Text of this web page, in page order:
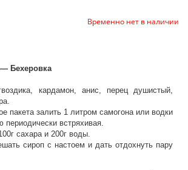
Временно нет в наличии
Бехеровка
кардамон, анис, перец душистый,
пакета залить 1 литром самогона или водки
периодически встряхивая.
сахара и 200г воды.
сироп с настоем и дать отдохнуть пару